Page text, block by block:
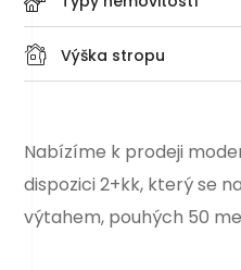
Výška stropu
Nabízíme k prodeji
dispozici 2+kk, který se
výtahem, pouhých 50